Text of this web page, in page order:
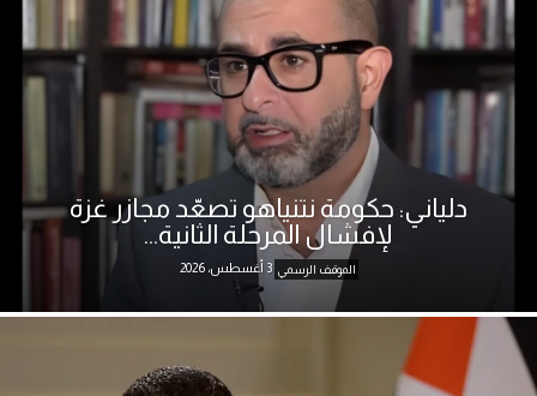
دلياني: حكومة نتنياهو تصعّد مجازر غزة
لإفشال المرحلة الثانية...
الموقف الرسمي 3 أغسطس، 2026